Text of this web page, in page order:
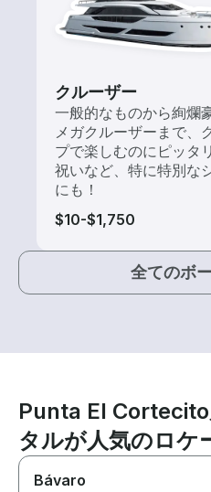
クルーザー
一般的なものから絢爛
メガクルーザーまで、
プで楽しむのにピッタ
祝いなど、特に特別な
にも！
$10-$1,750
全てのボ
Punta El
タルが人気のロケ
Bávaro